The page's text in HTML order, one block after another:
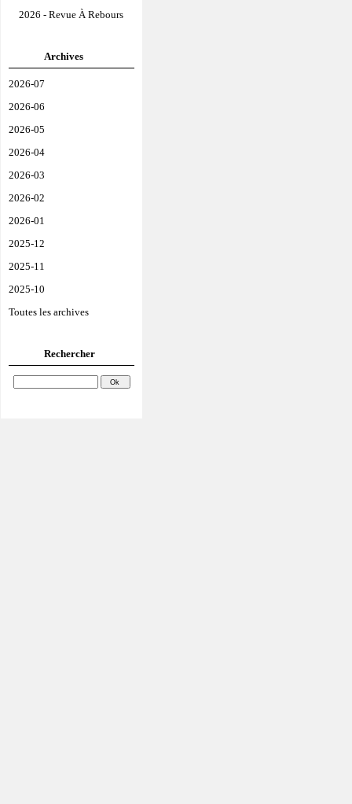
2026 - Revue À Rebours
Archives
2026-07
2026-06
2026-05
2026-04
2026-03
2026-02
2026-01
2025-12
2025-11
2025-10
Toutes les archives
Rechercher